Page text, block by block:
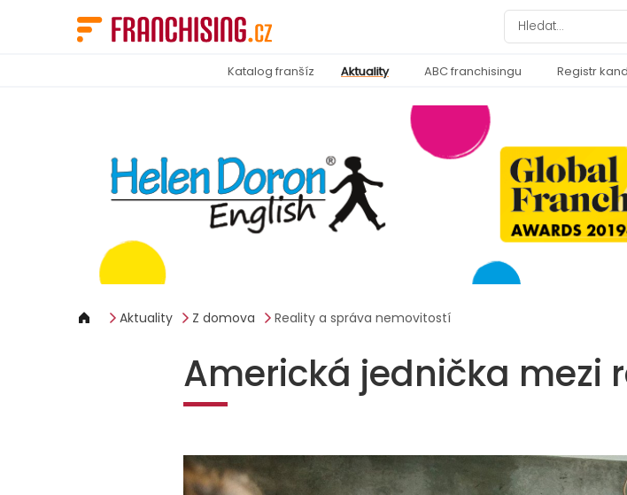
Katalog franšíz Aktuality ABC franchisingu Registr
Aktuality Z domova Reality a správa nemovitostí
Americká jednička mezi